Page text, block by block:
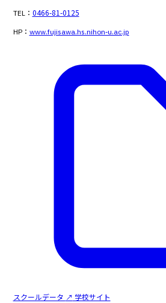
TEL： 0466-81-0125
HP： www.fujisawa.hs.nihon-u.ac.jp
スクールデータ ↗ 学校サイト